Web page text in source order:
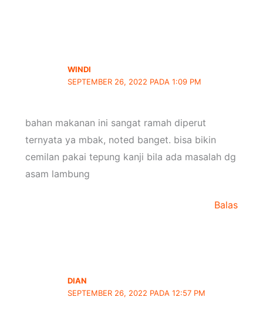
WINDI
SEPTEMBER 26, 2022 PADA 1:09 PM
bahan makanan ini sangat ramah diperut
ternyata ya mbak, noted banget. bisa bikin
cemilan pakai tepung kanji bila ada masalah dg
asam lambung
Balas
DIAN
SEPTEMBER 26, 2022 PADA 12:57 PM